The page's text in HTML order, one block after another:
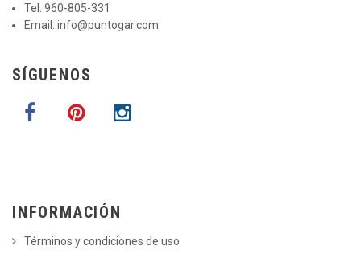
Tel. 960-805-331
Email: info@puntogar.com
SÍGUENOS
INFORMACIÓN
Términos y condiciones de uso